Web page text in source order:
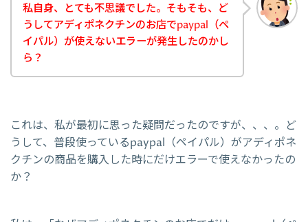
私自身、とても不思議でした。そもそも、ど
うしてアディポネクチンのお店でpaypal（ペ
イパル）が使えないエラーが発生したのかし
ら？
これは、私が最初に思った疑問だったのですが、、、。ど
うして、普段使っているpaypal（ペイパル）がアディポネ
クチンの商品を購入した時にだけエラーで使えなかったの
か？